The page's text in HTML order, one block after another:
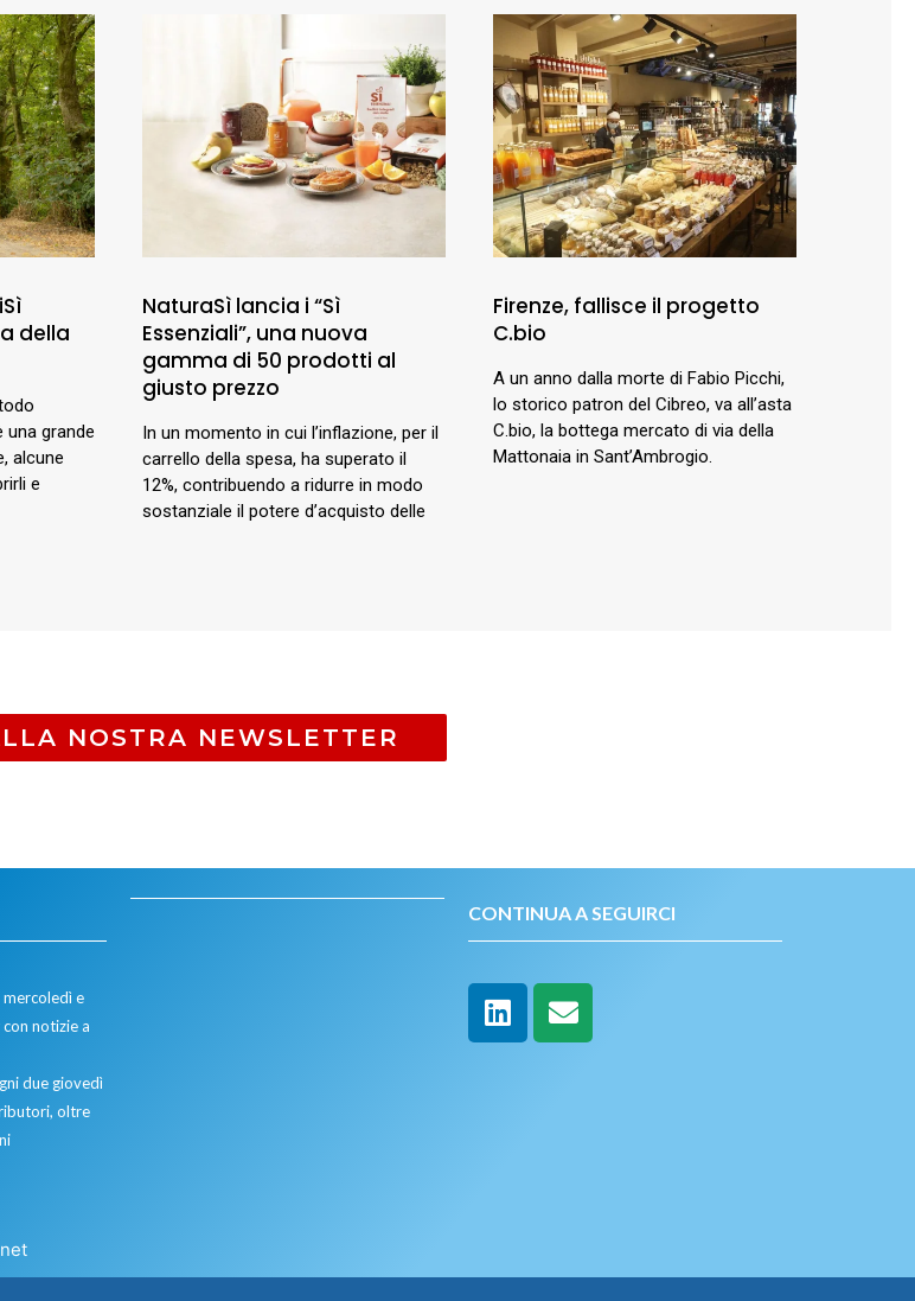
della
una grande
alcune
e
NaturaSì lancia i “Sì
Essenziali”, una nuova
gamma di 50 prodotti al
giusto prezzo
In un momento in cui l’inflazione, per il
carrello della spesa, ha superato il
12%, contribuendo a ridurre in modo
sostanziale il potere d’acquisto delle
Firenze, fallisce il progetto
C.bio
A un anno dalla morte di Fabio Picchi,
lo storico patron del Cibreo, va all’asta
C.bio, la bottega mercato di via della
Mattonaia in Sant’Ambrogio.
NOSTRA NEWSLETTER
mercoledì e
notizie a
due giovedì
oltre
CONTINUA A SEGUIRCI